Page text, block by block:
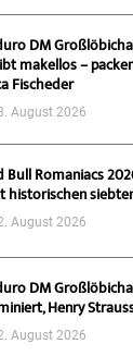
DM
makellos –
Fischeder
August 2026
Bull Romaniacs
historischen
August 2026
DM
Henry
August 2026